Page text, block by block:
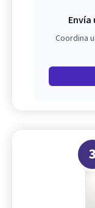
Coordina
3